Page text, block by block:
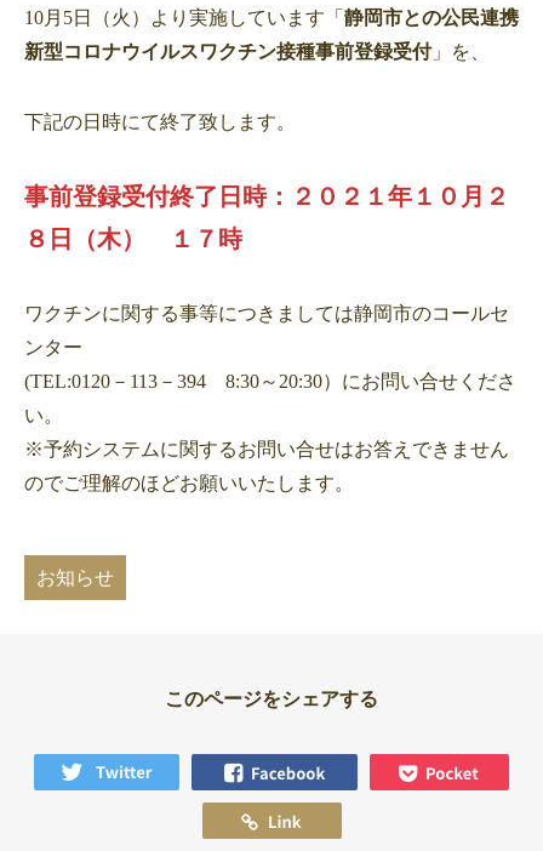
10月5日（火）より実施しています「 静岡市との公民連携
新型コロナウイルスワクチン接種事前登録受付」を、
下記の日時にて終了致します。
事前登録受付終了日時：２０２１年１０月２
８日（木） １７時
ワクチンに関する事等につきましては静岡市のコールセ
ンター
(TEL:0120－113－394 8:30～20:30）にお問い合せくださ
い。
※予約システムに関するお問い合せはお答えできません
のでご理解のほどお願いいたします。
お知らせ
このページをシェアする